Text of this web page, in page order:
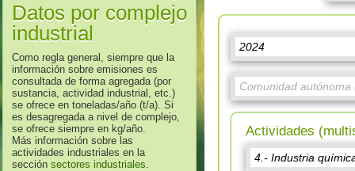
Datos por complejo
industrial
Como regla general, siempre que la
información sobre emisiones es
consultada de forma agregada (por
sustancia, actividad industrial, etc.)
se ofrece en toneladas/año (t/a). Si
es desagregada a nivel de complejo,
se ofrece siempre en kg/año.
Más información sobre las
actividades industriales en la
sección sectores industriales.
Actividades